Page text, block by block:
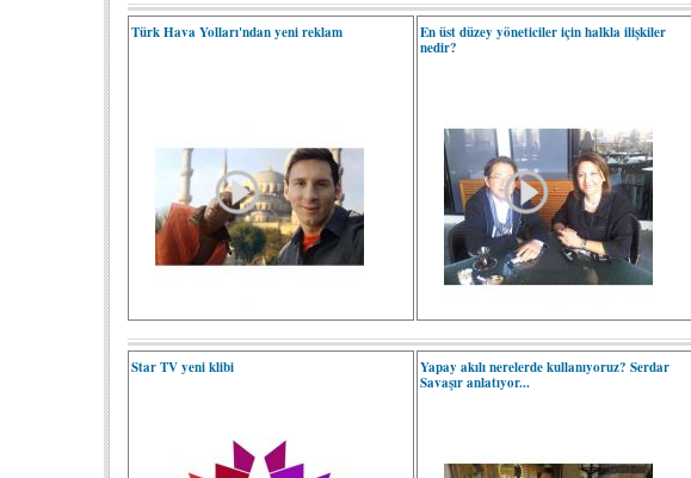
Türk Hava Yolları'ndan yeni reklam
En üst düzey yöneticiler için halkla ilişkiler
nedir?
Star TV yeni klibi
Yapay akılı nerelerde kullanıyoruz? Serdar
Savaşır anlatıyor...